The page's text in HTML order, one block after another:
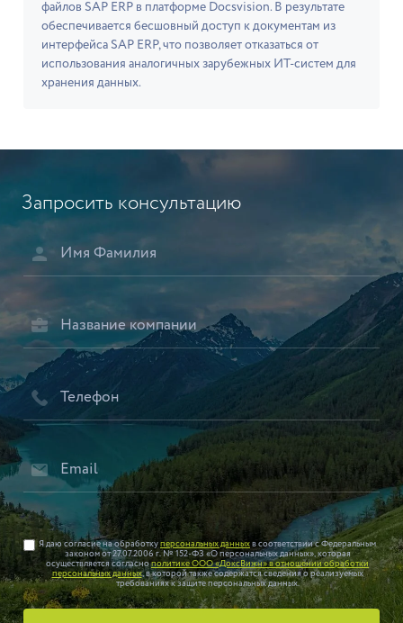
файлов SAP ERP в платформе Docsvision. В результате
обеспечивается бесшовный доступ к документам из
интерфейса SAP ERP, что позволяет отказаться от
использования аналогичных зарубежных ИТ-систем для
хранения данных.
Запросить консультацию
Я даю согласие на обработку персональных данных в соответствии с Федеральным
законом от 27.07.2006 г. № 152-ФЗ «О персональных данных», которая
осуществляется согласнополитике ООО «ДоксВижн» в отношении обработки
персональных данных, в которой также содержатся сведения о реализуемых
требованиях к защите персональных данных.